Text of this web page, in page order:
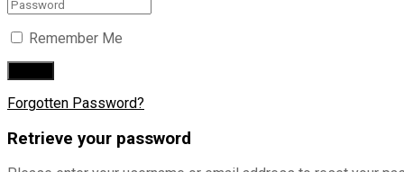
Remember Me
Forgotten Password?
Retrieve your password